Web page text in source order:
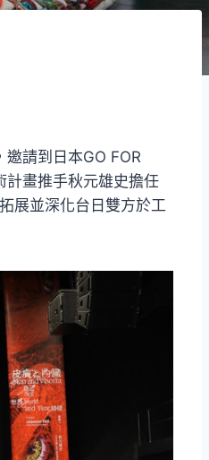
請到日本GO FOR
計畫推手秋元雄史擔任
展並深化台日雙方於工